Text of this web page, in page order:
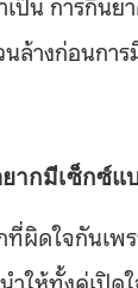
นล้างก่อนก
ากมีเซ็กซ์แ
ดใจกันเพร
ำให้ทั้งคู่เปิ